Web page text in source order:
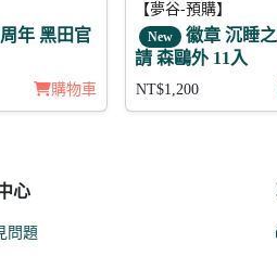
年 黑田官
購物車
【夢谷-預購】
New 徽章 沉睡
請 森鷗外 11入
NT$1,200
心
問題